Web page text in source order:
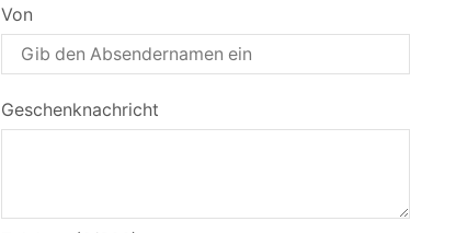
Von
Geschenknachricht